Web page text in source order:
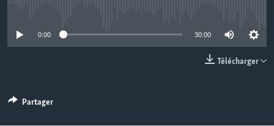
0:00 30:00
Télécharger
Partager